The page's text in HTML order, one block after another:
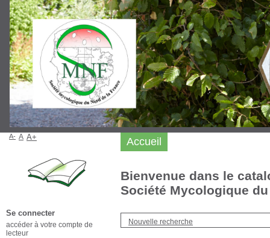
Bienvenue dans le
Société Mycologique
Nouvelle recherche
Accueil
A- A A+
Se connecter
accéder à votre compte de
lecteur